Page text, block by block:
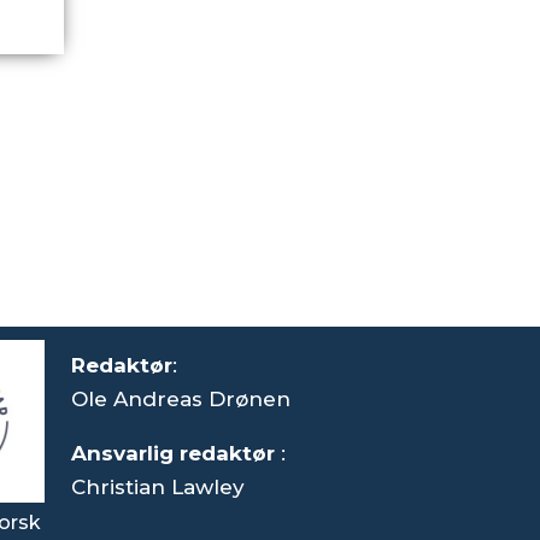
Redaktør:
Ole Andreas Drønen
Ansvarlig redaktør :
Christian Lawley